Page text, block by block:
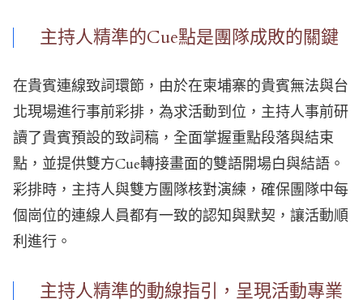
主持人精準的Cue點是團隊成敗的關鍵
在貴賓連線致詞環節，由於在柬埔寨的貴賓無法與台
北現場進行事前彩排，為求活動到位，主持人事前研
讀了貴賓預設的致詞稿，全面掌握重點段落與結束
點，並提供雙方Cue轉接畫面的雙語開場白與結語。
彩排時，主持人與雙方團隊核對演練，確保團隊中每
個崗位的連線人員都有一致的認知與默契，讓活動順
利進行。
主持人精準的動線指引，呈現活動專業